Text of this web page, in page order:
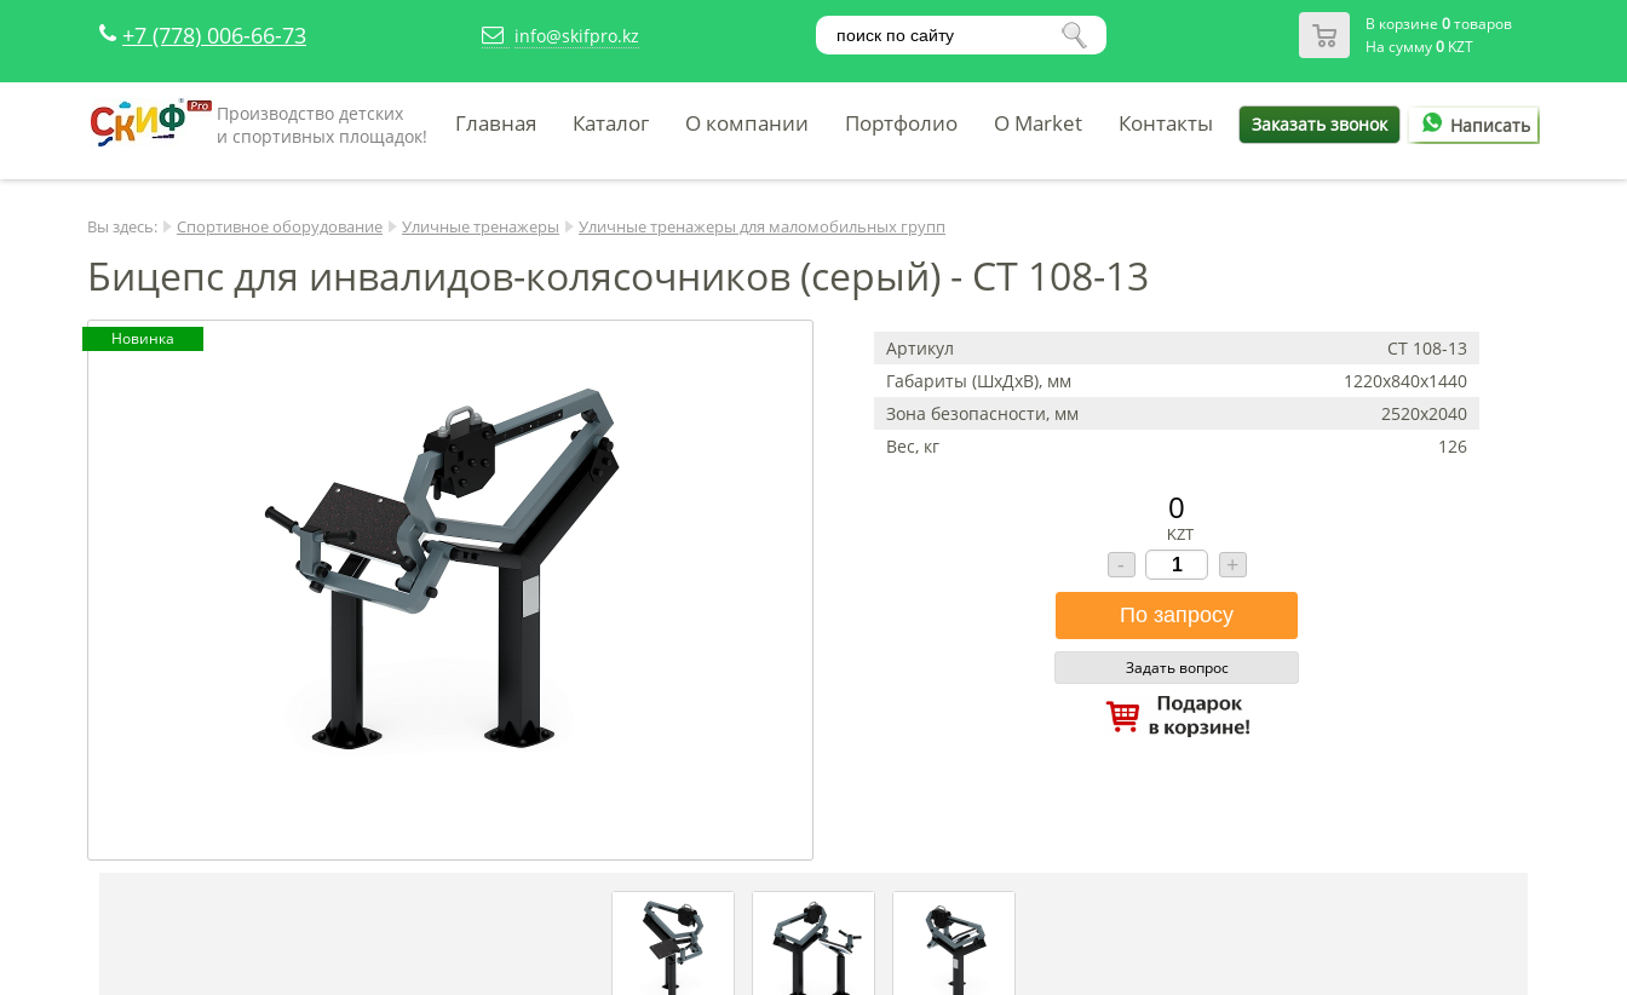
+7 (778) 006-66-73 info@skifpro.kz В корзине 0товаров
На сумму0KZT
Производство детских
и спортивных площадок!
Главная Каталог О компании Портфолио O Market Контакты Заказать звонок Написать
Вы здесь: Спортивное оборудование Уличные тренажеры Уличные тренажеры для маломобильных групп
Бицепс для инвалидов-колясочников (серый) - СТ 108-13
Новинка Артикул
СТ 108-13
Габариты (ШхДхВ), мм
1220х840х1440
Зона безопасности, мм
2520х2040
Вес, кг
126
0
KZT
- +
Задать вопрос